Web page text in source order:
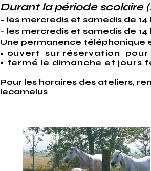
Durant la période scolaire
– les mercredis et samedis de
– les mercredis et samedis de 14
Une permanence téléphonique
• ouvert sur réservation pour
• fermé le dimanche et jours
Pour les horaires des ateliers,
lecamelus